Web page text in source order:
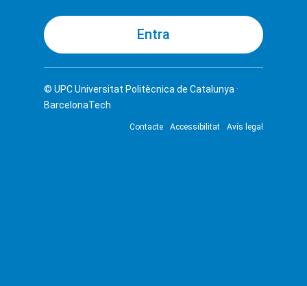
© UPCUniversitat Politècnica de Catalunya ·
BarcelonaTech
Contacte Accessibilitat Avís legal